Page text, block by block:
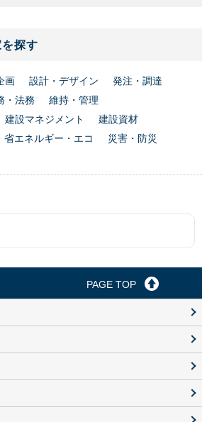
探す
画 設計・デザイン
発注・調達
・法務
維持・管理
建設マネジメント
建設資材
省エネルギー・エコ
災害・防災
PAGE TOP